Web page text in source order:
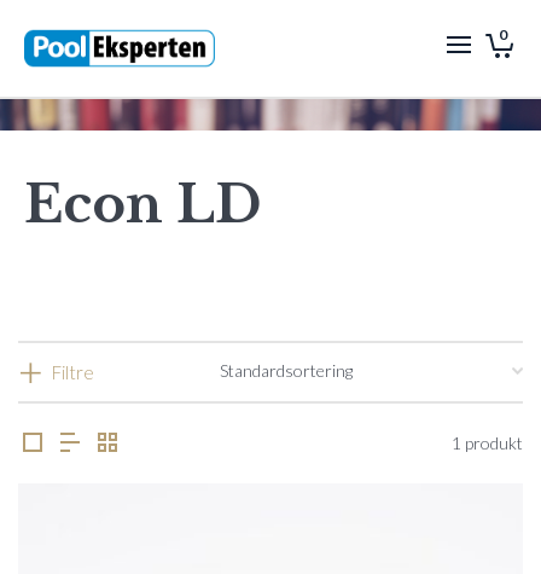
0
Econ LD
Filtre
1 produkt